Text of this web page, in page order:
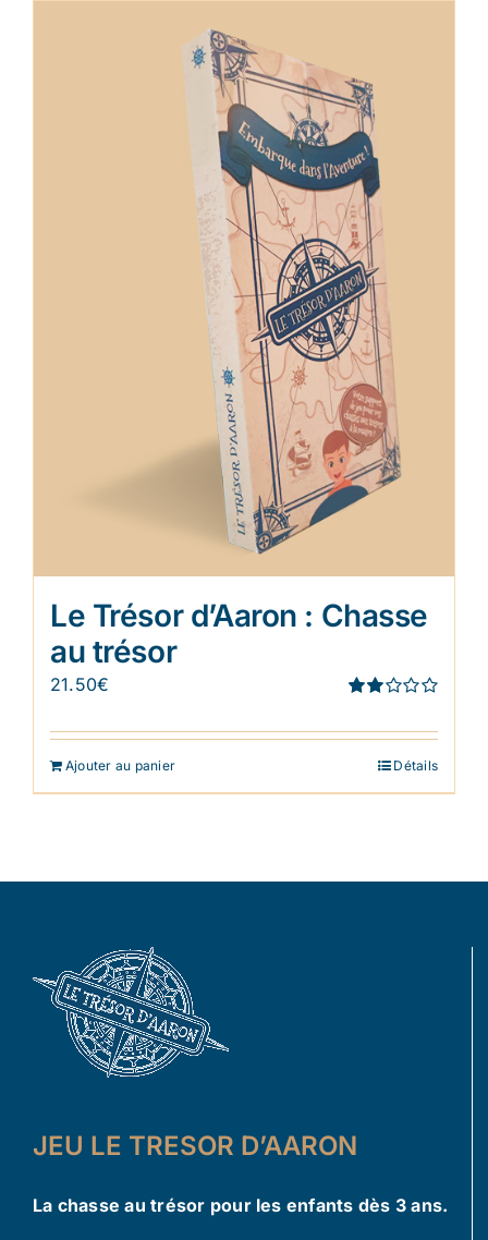
Le Trésor d’Aaron : Chasse
au trésor
1.91
21.50€
Ajouter au panier Détails
JEU LE TRESOR D’AARON
La chasse au trésor pour les enfants dès 3 ans.